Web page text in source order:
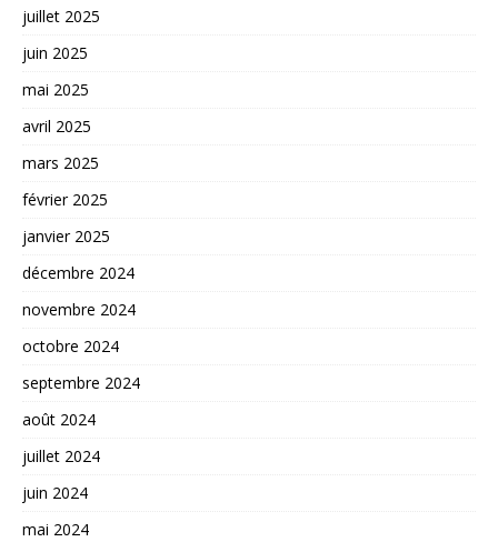
juillet 2025
juin 2025
mai 2025
avril 2025
mars 2025
février 2025
janvier 2025
décembre 2024
novembre 2024
octobre 2024
septembre 2024
août 2024
juillet 2024
juin 2024
mai 2024